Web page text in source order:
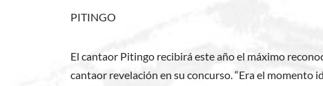
PITINGO
El cantaor Pitingo recibirá este año el máximo
cantaor revelación en su concurso. “Era el momento